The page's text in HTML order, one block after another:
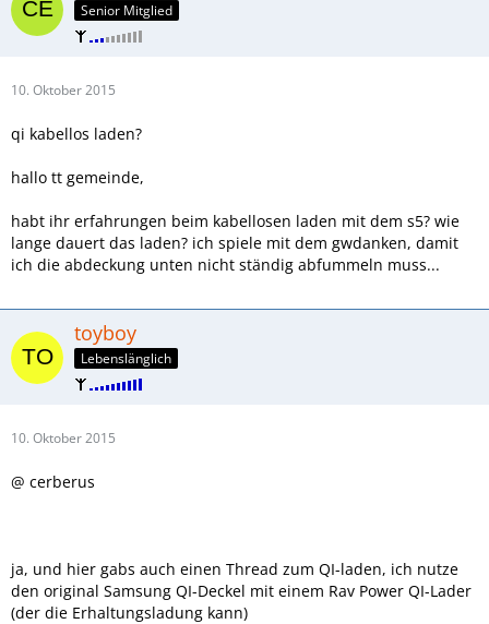
Senior Mitglied
10. Oktober 2015
qi kabellos laden?
hallo tt gemeinde,
habt ihr erfahrungen beim kabellosen laden mit dem s5? wie
lange dauert das laden? ich spiele mit dem gwdanken, damit
ich die abdeckung unten nicht ständig abfummeln muss...
toyboy
Lebenslänglich
10. Oktober 2015
@ cerberus
ja, und hier gabs auch einen Thread zum QI-laden, ich nutze
den original Samsung QI-Deckel mit einem Rav Power QI-Lader
(der die Erhaltungsladung kann)